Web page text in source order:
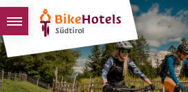
BIKEHOTELS